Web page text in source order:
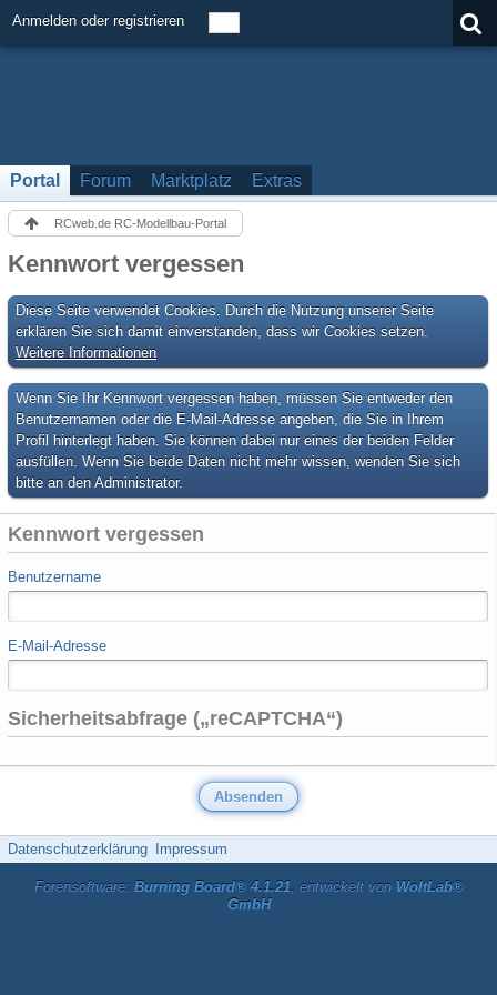
Anmelden oder registrieren
Portal Forum Marktplatz Extras
RCweb.de RC-Modellbau-Portal
Kennwort vergessen
Diese Seite verwendet Cookies. Durch die Nutzung unserer Seite
erklären Sie sich damit einverstanden, dass wir Cookies setzen.
Weitere Informationen
Wenn Sie Ihr Kennwort vergessen haben, müssen Sie entweder den
Benutzernamen oder die E-Mail-Adresse angeben, die Sie in Ihrem
Profil hinterlegt haben. Sie können dabei nur eines der beiden Felder
ausfüllen. Wenn Sie beide Daten nicht mehr wissen, wenden Sie sich
bitte an den Administrator.
Kennwort vergessen
Benutzername
E-Mail-Adresse
Sicherheitsabfrage („reCAPTCHA“)
Datenschutzerklärung Impressum
Forensoftware: Burning Board® 4.1.21, entwickelt von WoltLab®
GmbH